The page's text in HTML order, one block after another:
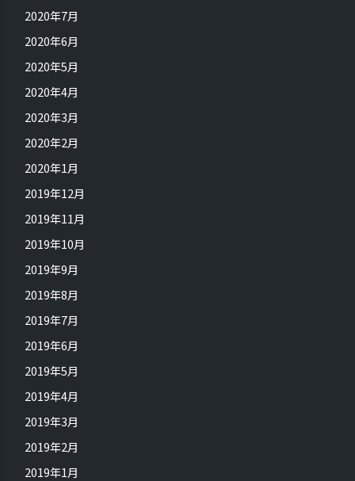
2020年7月
2020年6月
2020年5月
2020年4月
2020年3月
2020年2月
2020年1月
2019年12月
2019年11月
2019年10月
2019年9月
2019年8月
2019年7月
2019年6月
2019年5月
2019年4月
2019年3月
2019年2月
2019年1月